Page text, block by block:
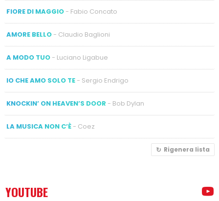
FIORE DI MAGGIO- Fabio Concato
AMORE BELLO- Claudio Baglioni
A MODO TUO- Luciano Ligabue
IO CHE AMO SOLO TE- Sergio Endrigo
KNOCKIN’ ON HEAVEN’S DOOR - Bob Dylan
LA MUSICA NON C’È- Coez
Rigenera lista
YOUTUBE